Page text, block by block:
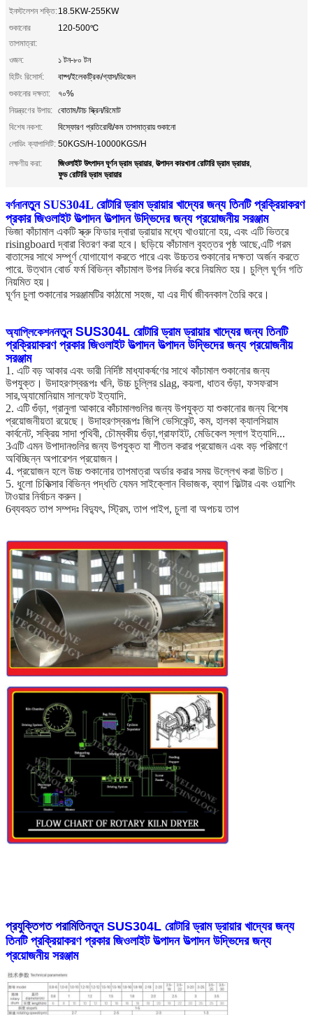
ইনস্টলেশন শক্তি:18.5KW-255KW
শুকানোর
তাপমাত্রা:
120-500℃
ওজন:
১ টন-৮০ টন
হিটিং রিসোর্স:
বাষ্প/ইলেকট্রিক/গ্যাস/ডিজেল
শুকানোর দক্ষতা:
৭০%
নিয়ন্ত্রণের উপায়: বোতাম/টাচ স্ক্রিন/রিমোট
বিশেষ নকশা:
বিস্ফোরণ প্রতিরোধী/কম তাপমাত্রায় শুকানো
লোডিং ক্যাপাসিটি: 50KGS/H-10000KGS/H
লক্ষণীয় করা:
জিওলাইট উৎপাদন ঘূর্ণন ড্রাম ড্রায়ার, উত্পাদন কারখানা রোটারি ড্রাম ড্রায়ার,
ফুড রোটারি ড্রাম ড্রায়ার
বর্ণনানতুন SUS304L রোটারি ড্রাম ড্রায়ার খাদ্যের জন্য তিনটি প্রক্রিয়াকরণ
প্রকার জিওলাইট উত্পাদন উত্পাদন উদ্ভিদের জন্য প্রয়োজনীয় সরঞ্জাম
ভিজা কাঁচামাল একটি স্ক্রু ফিডার দ্বারা ড্রায়ার মধ্যে খাওয়ানো হয়, এবং এটি ভিতরে
risingboard দ্বারা বিতরণ করা হবে। ছড়িয়ে কাঁচামাল বৃহত্তর পৃষ্ঠ আছে,এটি গরম
বাতাসের সাথে সম্পূর্ণ যোগাযোগ করতে পারে এবং উচ্চতর শুকানোর দক্ষতা অর্জন করতে
পারে. উত্থান বোর্ড ফর্ম বিভিন্ন কাঁচামাল উপর নির্ভর করে নিয়মিত হয়। চুল্লি ঘূর্ণন গতি
নিয়মিত হয়।
ঘূর্ণন চুলা শুকানোর সরঞ্জামটির কাঠামো সহজ, যা এর দীর্ঘ জীবনকাল তৈরি করে।
অ্যাপ্লিকেশননতুন SUS304L রোটারি ড্রাম ড্রায়ার খাদ্যের জন্য তিনটি
প্রক্রিয়াকরণ প্রকার জিওলাইট উত্পাদন উত্পাদন উদ্ভিদের জন্য প্রয়োজনীয়
সরঞ্জাম
1. এটি বড় আকার এবং ভারী নির্দিষ্ট মাধ্যাকর্ষণের সাথে কাঁচামাল শুকানোর জন্য
উপযুক্ত। উদাহরণস্বরূপঃ খনি, উচ্চ চুল্লির slag, কয়লা, ধাতব গুঁড়া, ফসফরাস
সার,অ্যামোনিয়াম সালফেট ইত্যাদি.
2. এটি গুঁড়া, গ্রানুলা আকারে কাঁচামালগুলির জন্য উপযুক্ত যা শুকানোর জন্য বিশেষ
প্রয়োজনীয়তা রয়েছে। উদাহরণস্বরূপঃ জিপি ভেসিকেন্ট, কম, হালকা ক্যালসিয়াম
কার্বনেট, সক্রিয় সাদা পৃথিবী, চৌম্বকীয় গুঁড়া,গ্রাফাইট, মেডিকেল স্লাগ ইত্যাদি...
3এটি এমন উপাদানগুলির জন্য উপযুক্ত যা শীতল করার প্রয়োজন এবং বড় পরিমাণে
অবিচ্ছিন্ন অপারেশন প্রয়োজন।
4. প্রয়োজন হলে উচ্চ শুকানোর তাপমাত্রা অর্ডার করার সময় উল্লেখ করা উচিত।
5. ধুলো চিকিত্সার বিভিন্ন পদ্ধতি যেমন সাইক্লোন বিভাজক, ব্যাগ ফিল্টার এবং ওয়াশিং
টাওয়ার নির্বাচন করুন।
6ব্যবহৃত তাপ সম্পদঃ বিদ্যুৎ, স্ট্রিম, তাপ পাইপ, চুলা বা অপচয় তাপ
প্রযুক্তিগত পরামিতিনতুন SUS304L রোটারি ড্রাম ড্রায়ার খাদ্যের জন্য
তিনটি প্রক্রিয়াকরণ প্রকার জিওলাইট উত্পাদন উত্পাদন উদ্ভিদের জন্য
প্রয়োজনীয় সরঞ্জাম